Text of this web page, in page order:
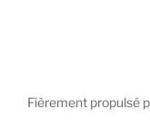
Fièrement propulsé